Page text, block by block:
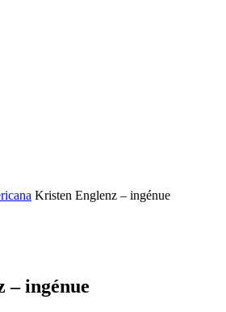
Kristen Englenz – ingénue
– ingénue